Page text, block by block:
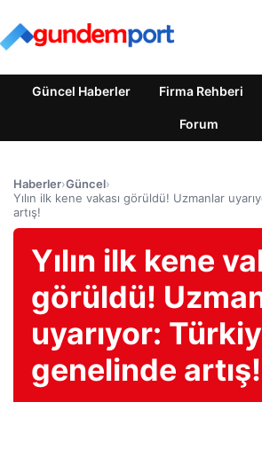
Güncel Haberler Firma Rehberi
Forum
Haberler›Güncel›
Yılın ilk kene vakası görüldü! Uzmanlar
artış!
Yılın ilk kene
görüldü!
uyarıyor:
genelinde artış!